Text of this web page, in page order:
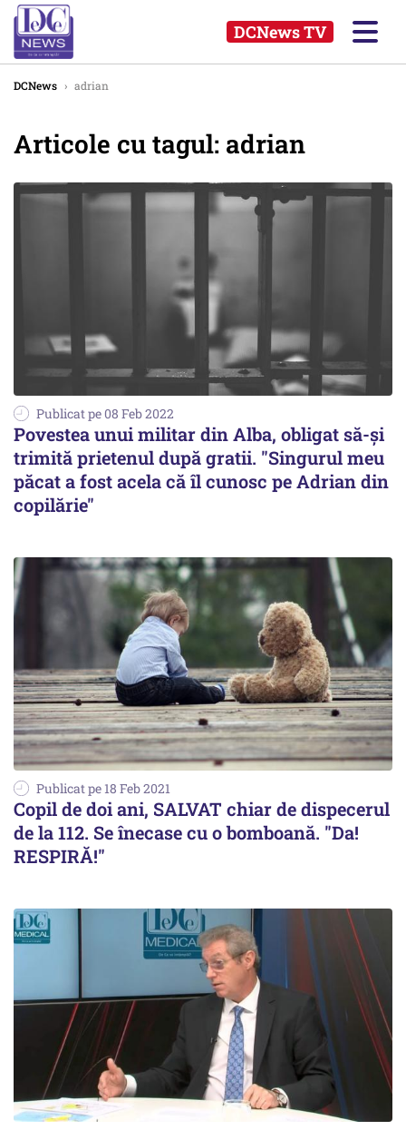
DCNews TV
DCNews › adrian
Articole cu tagul: adrian
Publicat pe 08 Feb 2022
Povestea unui militar din Alba, obligat să-și
trimită prietenul după gratii. "Singurul meu
păcat a fost acela că îl cunosc pe Adrian din
copilărie"
Publicat pe 18 Feb 2021
Copil de doi ani, SALVAT chiar de dispecerul
de la 112. Se înecase cu o bomboană. "Da!
RESPIRĂ!"